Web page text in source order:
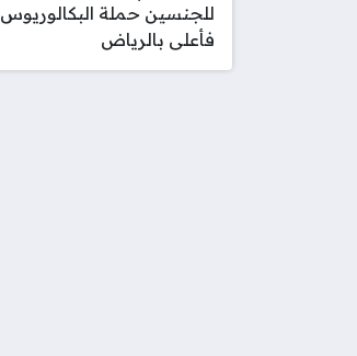
للجنسين حملة البكالوريوس
فأعلى بالرياض